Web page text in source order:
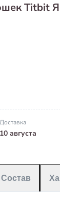
Titbit
Доставка
10 августа
Состав